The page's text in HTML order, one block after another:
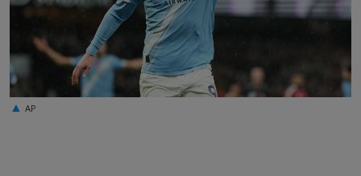
AP